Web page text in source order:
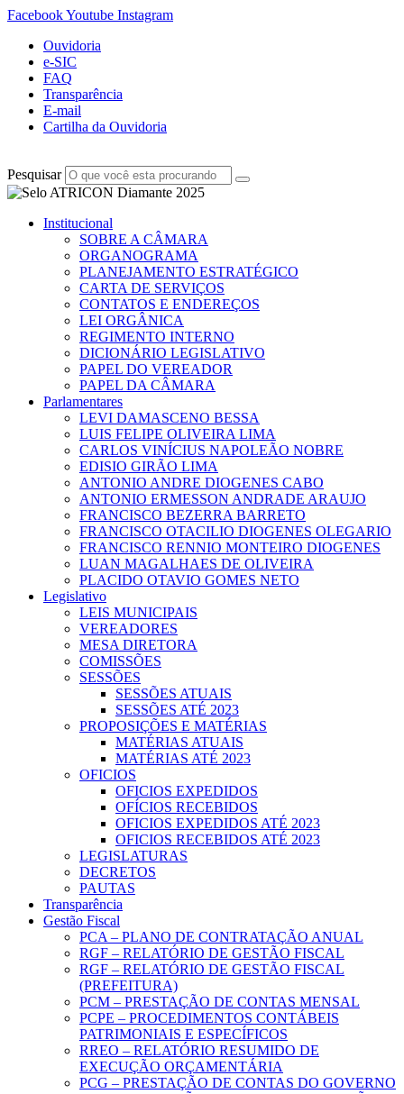
FacebookYoutube Instagram
Ouvidoria
e-SIC
FAQ
Transparência
E-mail
Cartilha da Ouvidoria
Pesquisar
Institucional
SOBRE A CÂMARA
ORGANOGRAMA
PLANEJAMENTO ESTRATÉGICO
CARTA DE SERVIÇOS
CONTATOS E ENDEREÇOS
LEI ORGÂNICA
REGIMENTO INTERNO
DICIONÁRIO LEGISLATIVO
PAPEL DO VEREADOR
PAPEL DA CÂMARA
Parlamentares
LEVI DAMASCENO BESSA
LUIS FELIPE OLIVEIRA LIMA
CARLOS VINÍCIUS NAPOLEÃO NOBRE
EDISIO GIRÃO LIMA
ANTONIO ANDRE DIOGENES CABO
ANTONIO ERMESSON ANDRADE ARAUJO
FRANCISCO BEZERRA BARRETO
FRANCISCO OTACILIO DIOGENES OLEGARIO
FRANCISCO RENNIO MONTEIRO DIOGENES
LUAN MAGALHAES DE OLIVEIRA
PLACIDO OTAVIO GOMES NETO
Legislativo
LEIS MUNICIPAIS
VEREADORES
MESA DIRETORA
COMISSÕES
SESSÕES
SESSÕES ATUAIS
SESSÕES ATÉ 2023
PROPOSIÇÕES E MATÉRIAS
MATÉRIAS ATUAIS
MATÉRIAS ATÉ 2023
OFICIOS
OFICIOS EXPEDIDOS
OFÍCIOS RECEBIDOS
OFICIOS EXPEDIDOS ATÉ 2023
OFICIOS RECEBIDOS ATÉ 2023
LEGISLATURAS
DECRETOS
PAUTAS
Transparência
Gestão Fiscal
PCA – PLANO DE CONTRATAÇÃO ANUAL
RGF – RELATÓRIO DE GESTÃO FISCAL
RGF – RELATÓRIO DE GESTÃO FISCAL
(PREFEITURA)
PCM – PRESTAÇÃO DE CONTAS MENSAL
PCPE – PROCEDIMENTOS CONTÁBEIS
PATRIMONIAIS E ESPECÍFICOS
RREO – RELATÓRIO RESUMIDO DE
EXECUÇÃO ORÇAMENTÁRIA
PCG – PRESTAÇÃO DE CONTAS DO GOVERNO